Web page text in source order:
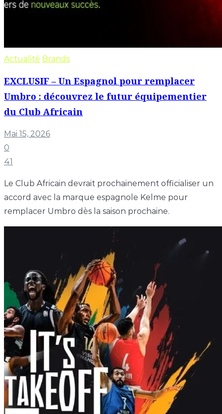
Actualité Brands
EXCLUSIF – Un Espagnol pour remplacer
Umbro : découvrez le futur équipementier
du Club Africain
Mai 15, 2026
0
41
Le Club Africain devrait prochainement officialiser un
accord avec la marque espagnole Kelme pour
remplacer Umbro dès la saison prochaine.